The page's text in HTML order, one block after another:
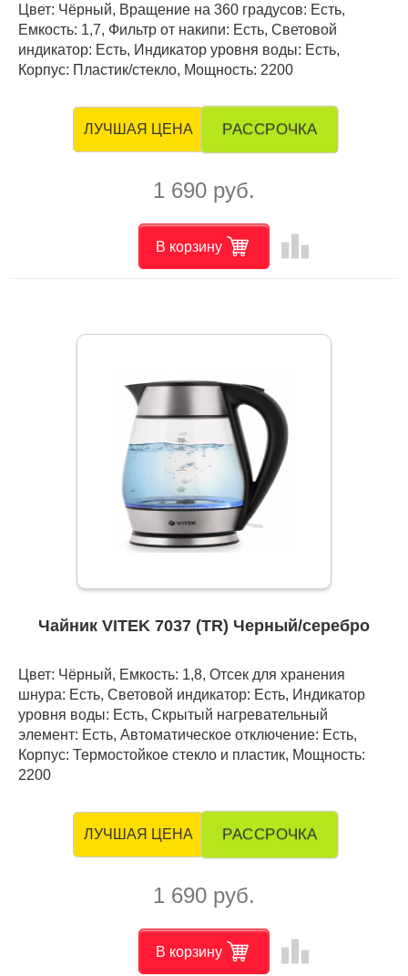
Цвет: Чёрный, Вращение на 360 градусов: Есть,
Емкость: 1,7, Фильтр от накипи: Есть, Световой
индикатор: Есть, Индикатор уровня воды: Есть,
Корпус: Пластик/стекло, Мощность: 2200
ЛУЧШАЯ ЦЕНА РАССРОЧКА
1 690 руб.
В корзину leaderboard
Чайник VITEK 7037 (TR) Черный/серебро
Цвет: Чёрный, Емкость: 1,8, Отсек для хранения
шнура: Есть, Световой индикатор: Есть, Индикатор
уровня воды: Есть, Скрытый нагревательный
элемент: Есть, Автоматическое отключение: Есть,
Корпус: Термостойкое стекло и пластик, Мощность:
2200
ЛУЧШАЯ ЦЕНА РАССРОЧКА
1 690 руб.
В корзину leaderboard